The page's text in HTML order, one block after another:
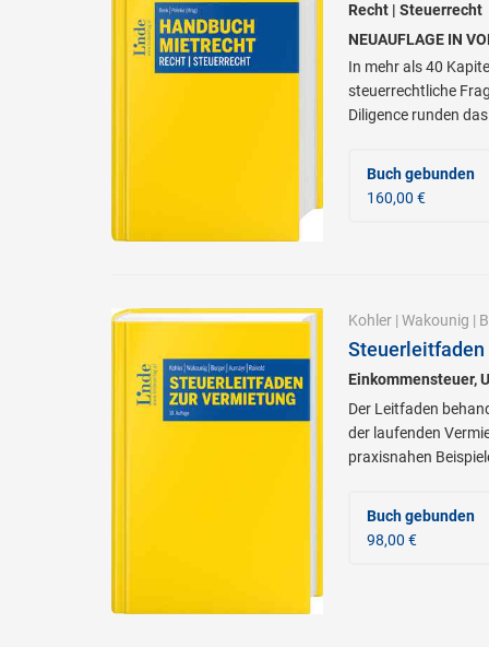
Recht | Steuerrecht
NEUAUFLAGE IN
In mehr als 40
steuerrechtliche
Diligence runden
Buch gebunden
160,00 €
Kohler| Wakounig |
Einkommensteuer,
Der Leitfaden
der laufenden
praxisnahen
Buch gebunden
98,00 €